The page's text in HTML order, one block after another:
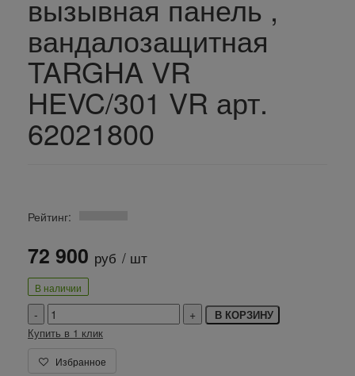
вызывная панель ,
вандалозащитная
TARGHA VR
HEVC/301 VR арт.
62021800
Рейтинг:
72 900 руб / шт
В наличии
В КОРЗИНУ
Купить в 1 клик
Избранное